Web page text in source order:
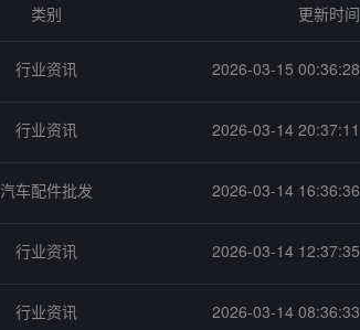
类别 更新时间
行业资讯 2026-03-15 00:36:28
行业资讯 2026-03-14 20:37:11
汽车配件批发 2026-03-14 16:36:36
行业资讯 2026-03-14 12:37:35
行业资讯 2026-03-14 08:36:33